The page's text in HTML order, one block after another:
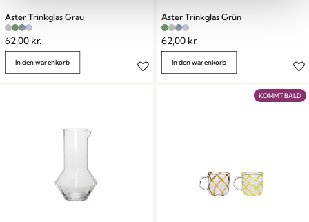
Aster Trinkglas Grau
62,00 kr.
In den warenkorb
Aster Trinkglas Grün
62,00 kr.
In den warenkorb
KOMMT BALD